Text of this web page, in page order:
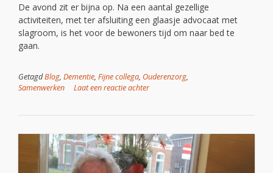
De avond zit er bijna op. Na een aantal gezellige
activiteiten, met ter afsluiting een glaasje advocaat met
slagroom, is het voor de bewoners tijd om naar bed te
gaan.
GetagdBlog, Dementie, Fijne collega, Ouderenzorg,
Samenwerken
Laat een reactie achter